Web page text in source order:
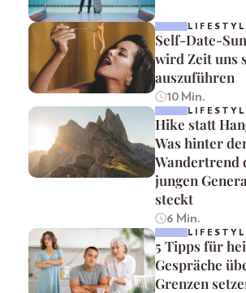
Self-Date-
wird Zeit uns
auszuführen
10 Min.
Hike statt
Was hinter
Wandertrend
jungen
steckt
6 Min.
5 Tipps für
Gespräche
Grenzen